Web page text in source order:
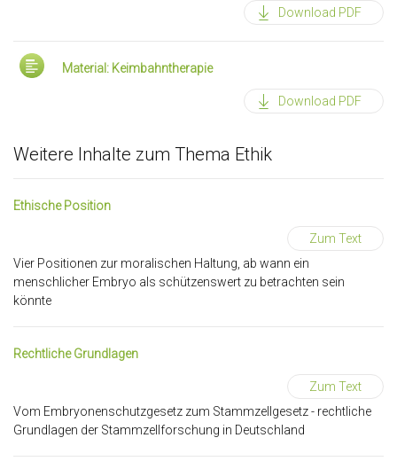
Download PDF
Material: Keimbahntherapie
Download PDF
Weitere Inhalte zum Thema Ethik
Ethische Position
Zum Text
Vier Positionen zur moralischen Haltung, ab wann ein
menschlicher Embryo als schützenswert zu betrachten sein
könnte
Rechtliche Grundlagen
Zum Text
Vom Embryonenschutzgesetz zum Stammzellgesetz - rechtliche
Grundlagen der Stammzellforschung in Deutschland